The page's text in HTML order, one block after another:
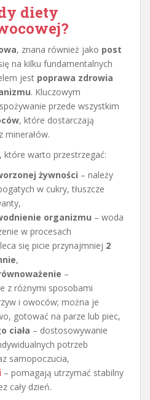
diety
, znana również jako post
na kilku fundamentalnych
jest poprawa zdrowia
. Kluczowym
przede wszystkim
, które dostarczają
minerałów.
warto przestrzegać:
żywności – należy
w cukry, tłuszcze
organizmu – woda
w procesach
się picie przynajmniej 2
,
–
z różnymi sposobami
i owoców; można je
gotować na parze lub piec,
ciała – dostosowywanie
potrzeb
samopoczucia,
– pomagają utrzymać stabilny
cały dzień.